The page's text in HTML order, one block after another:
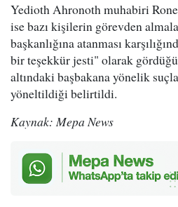
Yedioth Ahronoth muhabiri
ise bazı kişilerin görevden
başkanlığına atanması
bir teşekkür jesti" olarak gördüğü
altındaki başbakana yönelik
yöneltildiği belirtildi.
Kaynak: Mepa News